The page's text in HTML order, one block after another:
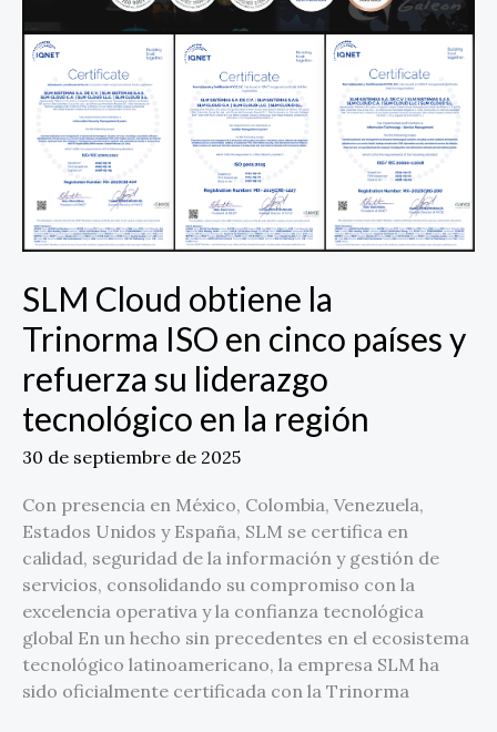
SLM Cloud obtiene la
Trinorma ISO en cinco países y
refuerza su liderazgo
tecnológico en la región
30 de septiembre de 2025
Con presencia en México, Colombia, Venezuela,
Estados Unidos y España, SLM se certifica en
calidad, seguridad de la información y gestión de
servicios, consolidando su compromiso con la
excelencia operativa y la confianza tecnológica
global En un hecho sin precedentes en el ecosistema
tecnológico latinoamericano, la empresa SLM ha
sido oficialmente certificada con la Trinorma
países
refuerza
liderazgo
tecnológico
en
la
región